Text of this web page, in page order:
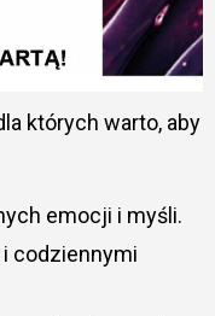
których warto, aby
emocji i myśli.
codziennymi